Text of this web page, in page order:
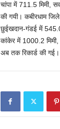
चांपा में 711.5 मिमी,
की गयी। कबीरधाम
छुईखदान-गंडई में 545.0
कांकेर में 1000.2
अब तक रिकार्ड की गई।